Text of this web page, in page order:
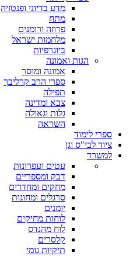
מדע בדיוני ופנטזיה
מתח
פרוזה ורומנים
מלחמות ישראל
ביוגרפיות
הגות ואמונה
אמונה ומוסר
ספרי הרב קרליבך
תפילה
צבא ומדינה
גלות וגאולה
השראה
ספרי לימוד
ציוד לבי"ס וגן
למשרד
עטים ועפרונות
דבק ומספריים
מחקים ומחדדים
סרגלים ומחוגות
יומנים
לוחות מחיקים
לוח מהנדס
קלסרים
תיקיות גומי